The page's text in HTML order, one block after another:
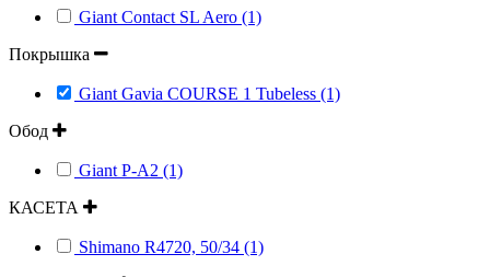
Giant Contact SL Aero (1)
Покрышка
Giant Gavia COURSE 1 Tubeless (1)
Обод
Giant P-A2 (1)
КАСЕТА
Shimano R4720, 50/34 (1)